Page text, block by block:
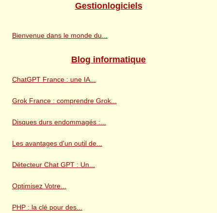
Gestionlogiciels
Bienvenue dans le monde du...
Blog informatique
ChatGPT France : une IA...
Grok France : comprendre Grok...
Disques durs endommagés :...
Les avantages d'un outil de...
Détecteur Chat GPT : Un...
Optimisez Votre...
PHP : la clé pour des...